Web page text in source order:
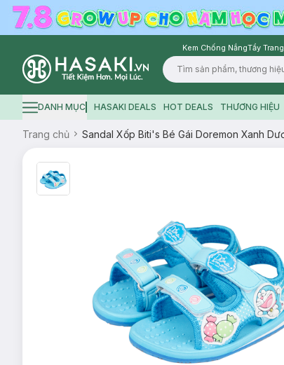
Kem Chống NắngTẩy Trang
Logo
Hamburger icon
DANH MỤC HASAKI DEALS HOT DEALS THƯƠNG HIỆU
Trang chủ Sandal Xốp Biti's Bé Gái Doremon Xanh